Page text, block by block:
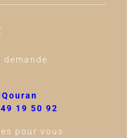
19 50 92
pour vous